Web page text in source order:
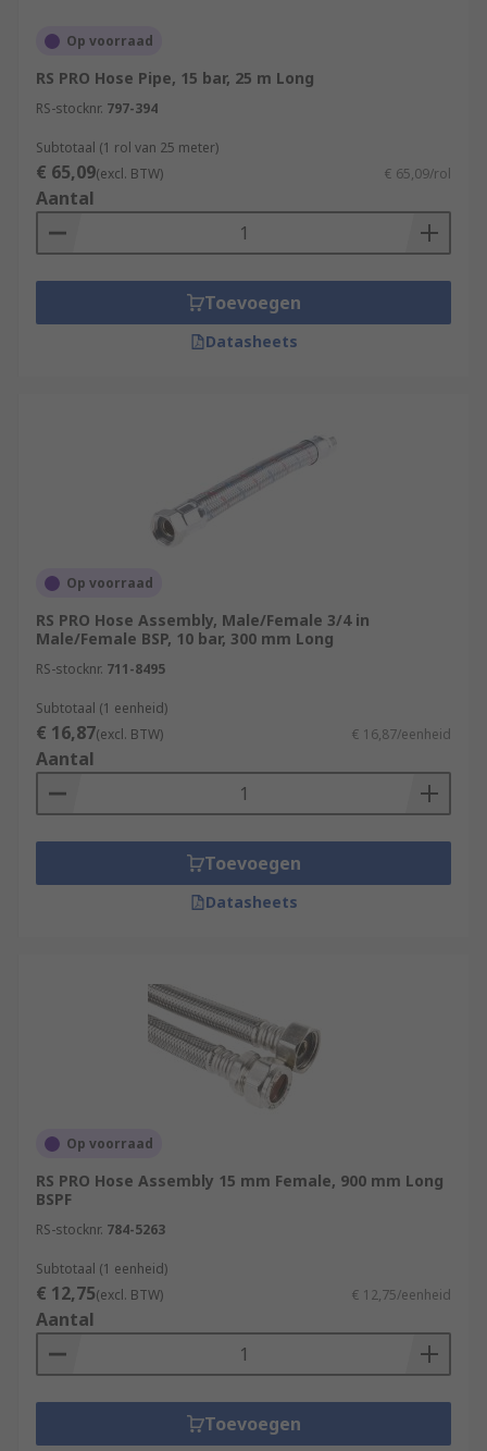
Op voorraad
RS PRO Hose Pipe, 15 bar, 25 m Long
RS-stocknr. 797-394
Subtotaal (1 rol van 25 meter)
€ 65,09(excl. BTW) € 65,09/rol
Aantal
Toevoegen
Datasheets
Op voorraad
RS PRO Hose Assembly, Male/Female 3/4 in
Male/Female BSP, 10 bar, 300 mm Long
RS-stocknr. 711-8495
Subtotaal (1 eenheid)
€ 16,87(excl. BTW) € 16,87/eenheid
Aantal
Toevoegen
Datasheets
Op voorraad
RS PRO Hose Assembly 15 mm Female, 900 mm Long
BSPF
RS-stocknr. 784-5263
Subtotaal (1 eenheid)
€ 12,75(excl. BTW) € 12,75/eenheid
Aantal
Toevoegen